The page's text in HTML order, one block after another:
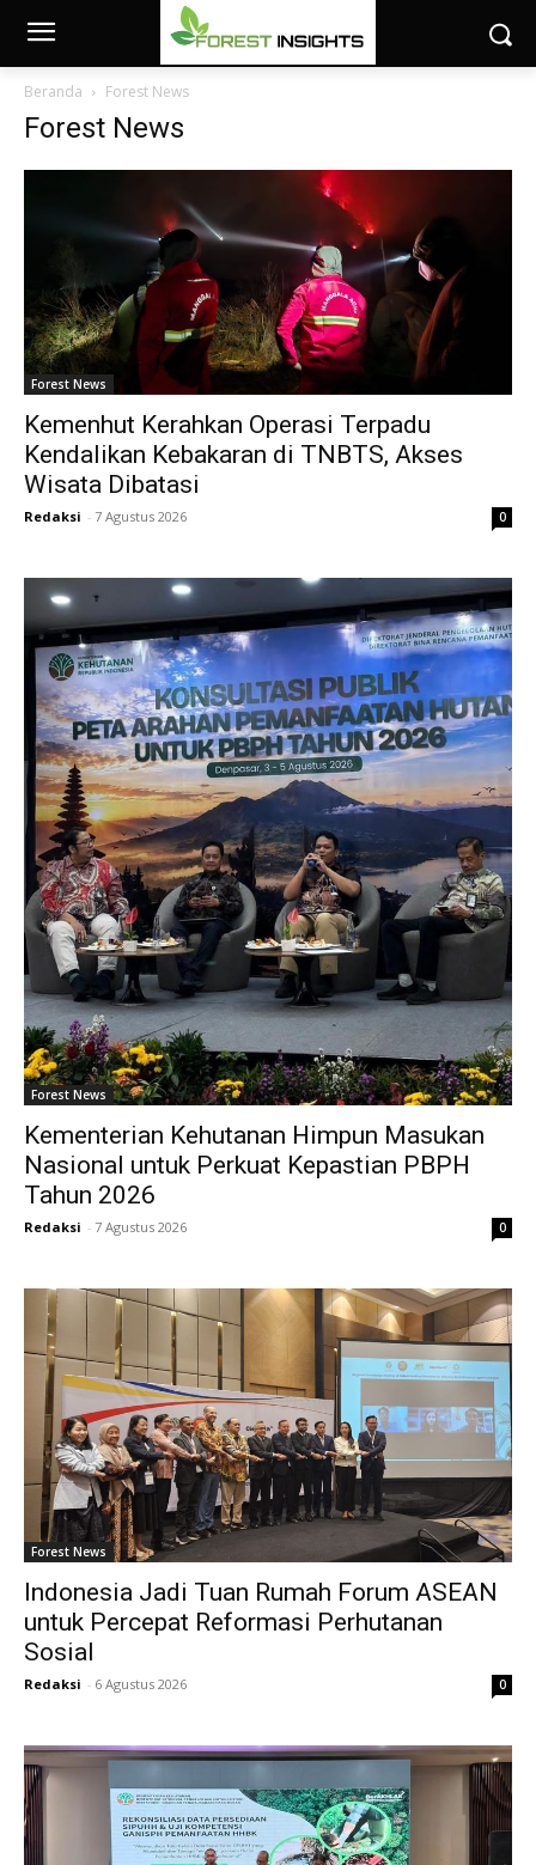
Beranda Forest News
Forest News
Forest News
Kemenhut Kerahkan Operasi Terpadu
Kendalikan Kebakaran di TNBTS, Akses
Wisata Dibatasi
Redaksi - 7 Agustus 2026 0
Forest News
Kementerian Kehutanan Himpun Masukan
Nasional untuk Perkuat Kepastian PBPH
Tahun 2026
Redaksi - 7 Agustus 2026 0
Forest News
Indonesia Jadi Tuan Rumah Forum ASEAN
untuk Percepat Reformasi Perhutanan
Sosial
Redaksi - 6 Agustus 2026 0